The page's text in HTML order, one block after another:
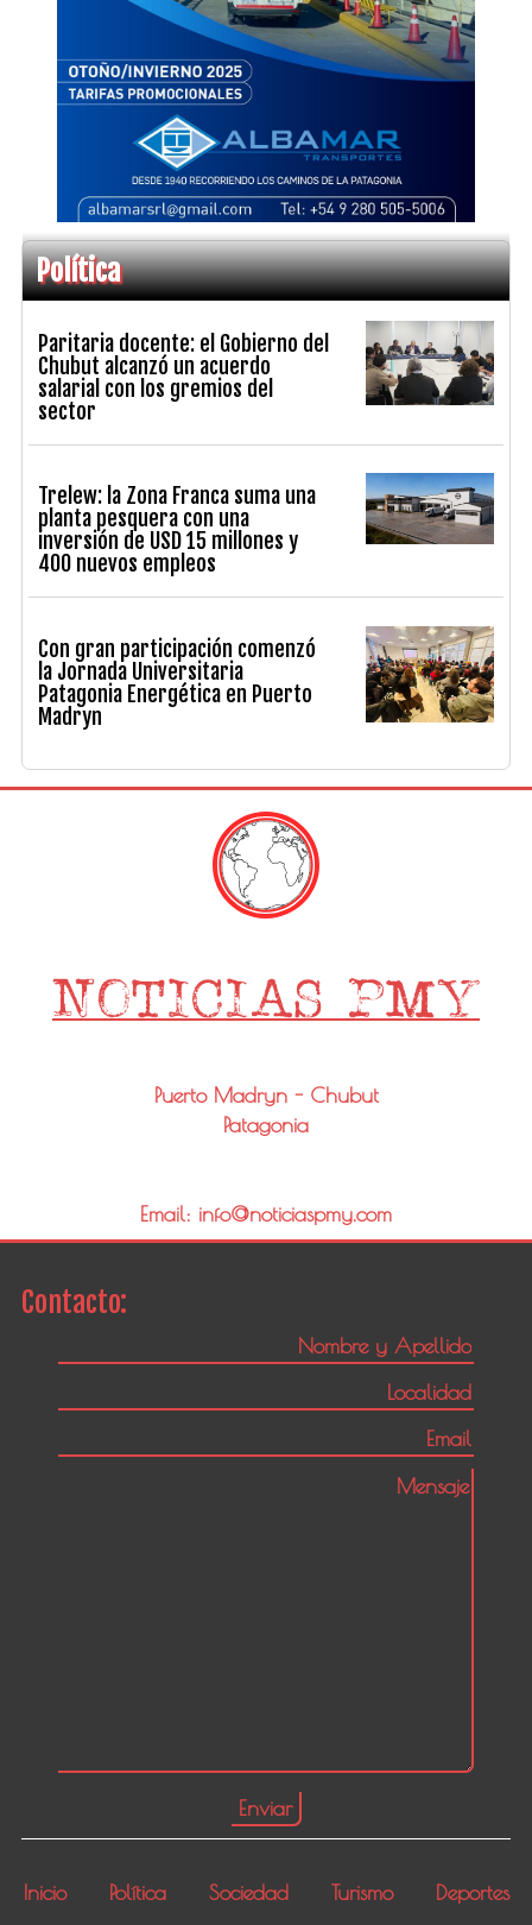
Política
Paritaria docente: el Gobierno del
Chubut alcanzó un acuerdo
salarial con los gremios del
sector
Trelew: la Zona Franca suma una
planta pesquera con una
inversión de USD 15 millones y
400 nuevos empleos
Con gran participación comenzó
la Jornada Universitaria
Patagonia Energética en Puerto
Madryn
Puerto Madryn - Chubut
Patagonia
Email: info@noticiaspmy.com
Contacto:
Inicio Política Sociedad Turismo Deportes